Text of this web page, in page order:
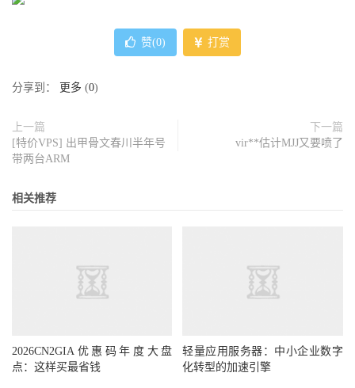
赞(0) 打赏
分享到： 更多 (0)
上一篇
[特价VPS] 出甲骨文春川半年号
带两台ARM
下一篇
vir**估计MJJ又要喷了
相关推荐
2026CN2GIA优惠码年度大盘
点：这样买最省钱
轻量应用服务器：中小企业数字
化转型的加速引擎